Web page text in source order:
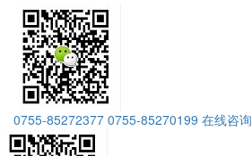
0755-85272377 0755-85270199 在线咨询